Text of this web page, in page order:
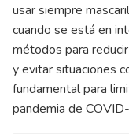
usar siempre
cuando se está en
métodos para
y evitar situaciones
fundamental para
pandemia de